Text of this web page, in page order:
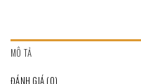
MÔ TẢ
ĐÁNH GIÁ (0)